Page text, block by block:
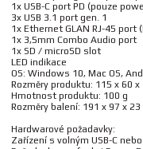
1x USB-C port PD (pouze
3x USB 3.1 port gen. 1
1x Ethernet GLAN RJ-45 port
1x 3,5mm Combo Audio port
1x SD / microSD slot
LED indikace
OS: Windows 10, Mac OS,
Rozměry produktu: 115 x 60 x
Hmotnost produktu: 100 g
Rozměry balení: 191 x 97 x 23
Hardwarové požadavky:
Zařízení s volným USB-C